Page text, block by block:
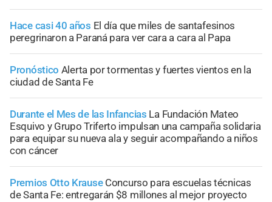
Hace casi 40 años El día que miles de santafesinos
peregrinaron a Paraná para ver cara a cara al Papa
Pronóstico Alerta por tormentas y fuertes vientos en la
ciudad de Santa Fe
Durante el Mes de las Infancias La Fundación Mateo
Esquivo y Grupo Triferto impulsan una campaña solidaria
para equipar su nueva ala y seguir acompañando a niños
con cáncer
Premios Otto Krause Concurso para escuelas técnicas
de Santa Fe: entregarán $8 millones al mejor proyecto